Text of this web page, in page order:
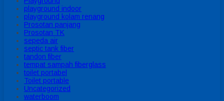
playground indoor
playground kolam renang
Prosotan panjang
Prosotan TK
sepeda air
septic tank fiber
tandon fiber
tempat sampah fiberglass
toilet portabel
Toilet portable
Uncategorized
waterboom